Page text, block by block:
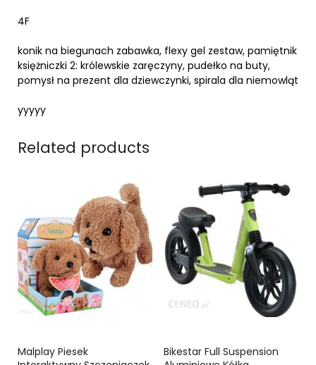
4F
konik na biegunach zabawka, flexy gel zestaw, pamiętnik
księżniczki 2: królewskie zaręczyny, pudełko na buty,
pomysł na prezent dla dziewczynki, spirala dla niemowląt
yyyyy
Related products
Malplay Piesek
Bikestar Full Suspension